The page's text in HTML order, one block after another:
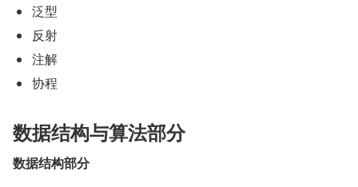
泛型
反射
注解
协程
数据结构与算法部分
数据结构部分